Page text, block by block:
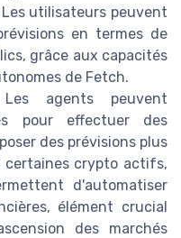
Les utilisateurs peuvent
en termes de
grâce aux capacités
de Fetch.
agents peuvent
pour effectuer des
des prévisions plus
certaines crypto actifs,
d'automatiser
élément crucial
des marchés